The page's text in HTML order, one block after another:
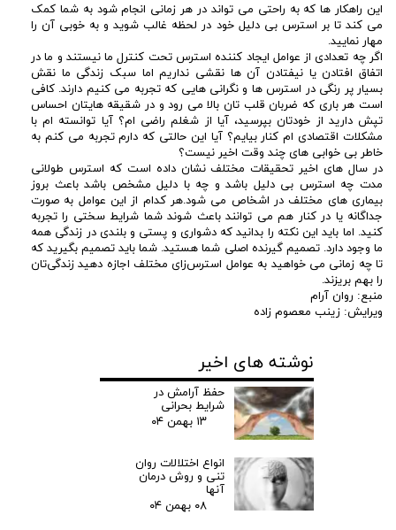
این راهکار ها که به راحتی می تواند در هر زمانی انجام شود به شما کمک
می کند تا بر استرس بی دلیل خود در لحظه غالب شوید و به خوبی آن را
مهار نمایید.
اگر چه تعدادی از عوامل ایجاد کننده استرس تحت کنترل ما نیستند و ما در
اتفاق افتادن یا نیفتادن آن ها نقشی نداریم اما سبک زندگی ما نقش
بسیار پر رنگی در استرس ها و نگرانی هایی که تجربه می کنیم دارند. کافی
است هر باری که ضربان قلب تان بالا می رود و در شقیقه هایتان احساس
تپش دارید از خودتان بپرسید، آیا از شغلم راضی ام؟ آیا توانسته ام با
مشکلات اقتصادی ام کنار بیایم؟ آیا این حالتی که دارم تجربه می کنم به
خاطر بی خوابی های چند وقت اخیر نیست؟
در سال های اخیر تحقیقات مختلف نشان داده است که استرس طولانی
مدت چه استرس بی دلیل باشد و چه با دلیل مشخص باشد باعث بروز
بیماری های مختلف در اشخاص می شود.هر کدام از این عوامل به صورت
جداگانه یا در کنار هم می توانند باعث شوند شما شرایط سختی را تجربه
کنید. اما باید این نکته را بدانید که دشواری و پستی و بلندی در زندگی همه
ما وجود دارد. تصمیم گیرنده اصلی شما هستید. شما باید تصمیم بگیرید که
تا چه زمانی می خواهید به عوامل استرس‌زای مختلف اجازه دهید زندگی‌تان
را بهم بریزند.
منبع: روان آرام
ویرایش: زینب معصوم زاده
نوشته های اخیر
حفظ آرامش در
شرایط بحرانی
۱۳ بهمن ۰۴
انواع اختلالات روان
تنی و روش درمان
آنها
۰۸ بهمن ۰۴